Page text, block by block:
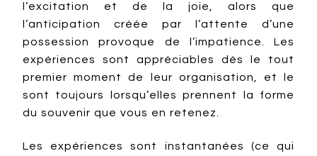
l’excitation et de la joie, alors que
l’anticipation créée par l’attente d’une
possession provoque de l’impatience. Les
expériences sont appréciables dès le tout
premier moment de leur organisation, et le
sont toujours lorsqu’elles prennent la forme
du souvenir que vous en retenez.
Les expériences sont instantanées (ce qui